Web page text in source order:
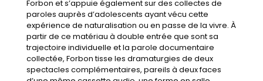
Forbon et s’appuie également sur des collectes de
paroles auprès d’adolescents ayant vécu cette
expérience de naturalisation ou en passe de la vivre. À
partir de ce matériau à double entrée que sont sa
trajectoire individuelle et la parole documentaire
collectée, Forbon tisse les dramaturgies de deux
spectacles complémentaires, pareils à deux faces